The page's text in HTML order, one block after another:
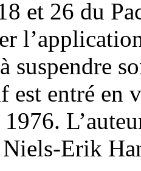
et 26 du
suspendre
est entré en
Erik